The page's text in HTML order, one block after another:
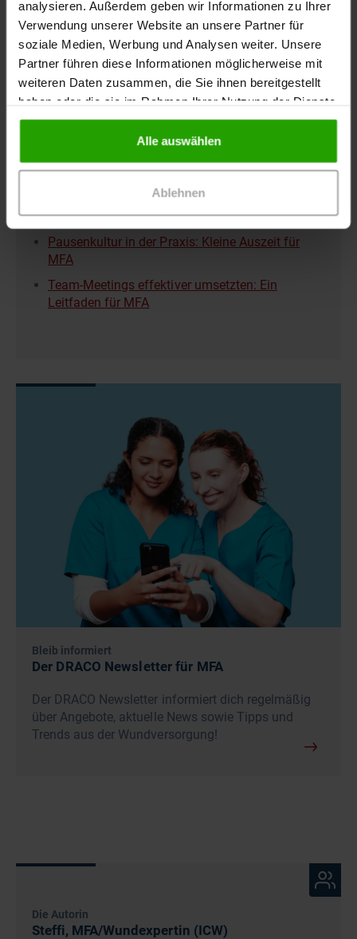
analysieren. Außerdem geben wir Informationen zu Ihrer
Verwendung unserer Website an unsere Partner für
soziale Medien, Werbung und Analysen weiter. Unsere
Partner führen diese Informationen möglicherweise mit
weiteren Daten zusammen, die Sie ihnen bereitgestellt
haben oder die sie im Rahmen Ihrer Nutzung der Dienste
gesammelt haben.
Alle auswählen
Ablehnen
89 Min.
MFA
Gabriele Webelsiep
Teilnahmebescheinigung
Pausenkultur in der Praxis: Kleine Auszeit für
MFA
Team-Meetings effektiver umsetzten: Ein
Leitfaden für MFA
Bleib informiert
Der DRACO Newsletter für MFA
Der DRACO Newsletter informiert dich regelmäßig
über Angebote, aktuelle News sowie Tipps und
Trends aus der Wundversorgung!
Die Autorin
Steffi, MFA/Wundexpertin (ICW)